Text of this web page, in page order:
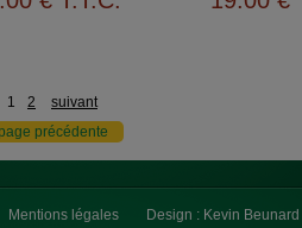
1 2 suivant
Mentions légales Design : Kevin Beunard